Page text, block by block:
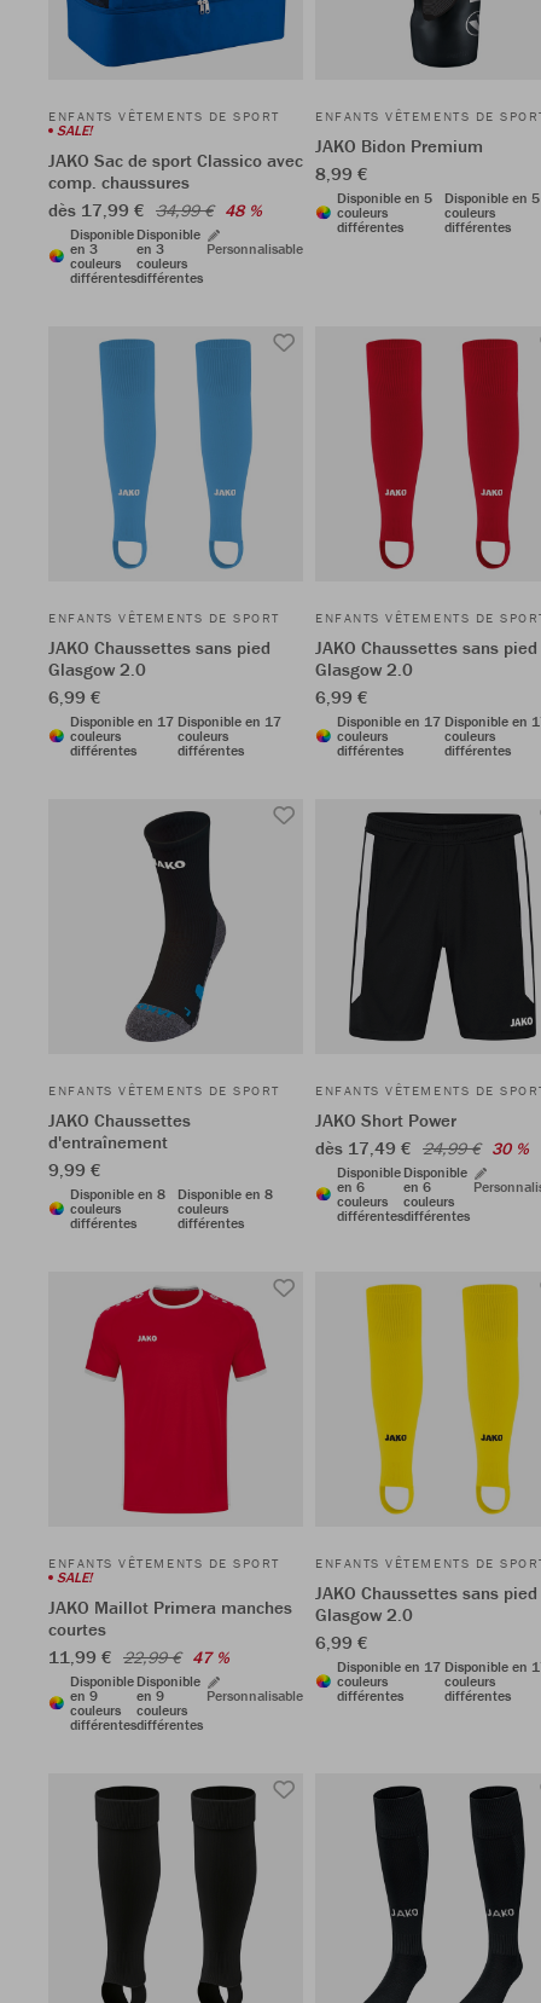
ENFANTS VÊTEMENTS DE SPORT
SALE!
JAKO Sac de sport Classico avec
comp. chaussures
dès 17,99 € 34,99 € 48 %
Disponible
en 3
couleurs
différentes
Disponible
en 3
couleurs
différentes
Personnalisable
ENFANTS VÊTEMENTS DE
JAKO Bidon Premium
8,99 €
Disponible en 5
couleurs
différentes
Disponible en 5
couleurs
différentes
ENFANTS VÊTEMENTS DE SPORT
JAKO Chaussettes sans pied
Glasgow 2.0
6,99 €
Disponible en 17
couleurs
différentes
Disponible en 17
couleurs
différentes
ENFANTS VÊTEMENTS DE
JAKO Chaussettes sans pied
Glasgow 2.0
6,99 €
Disponible en 17
couleurs
différentes
Disponible en
couleurs
différentes
ENFANTS VÊTEMENTS DE SPORT
JAKO Chaussettes
d'entraînement
9,99 €
Disponible en 8
couleurs
différentes
Disponible en 8
couleurs
différentes
ENFANTS VÊTEMENTS DE
JAKO Short Power
dès 17,49 € 24,99 € 30 %
Disponible
en 6
couleurs
différentes
Disponible
en 6
couleurs
différentes
ENFANTS VÊTEMENTS DE SPORT
SALE!
JAKO Maillot Primera manches
courtes
11,99 € 22,99 € 47 %
Disponible
en 9
couleurs
différentes
Disponible
en 9
couleurs
différentes
Personnalisable
ENFANTS VÊTEMENTS DE
JAKO Chaussettes sans pied
Glasgow 2.0
6,99 €
Disponible en 17
couleurs
différentes
Disponible en
couleurs
différentes